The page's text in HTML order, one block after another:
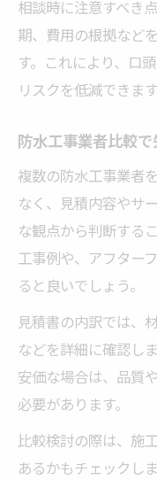
相談時に注意すべき
期、費用の根拠など
す。これにより、口
リスクを低減できます
防水工事業者比較
複数の防水工事業者
なく、見積内容やサ
な観点から判断する
工事例や、アフター
ると良いでしょう。
見積書の内訳では、
などを詳細に確認し
安価な場合は、品質
必要があります。
比較検討の際は、施
あるかもチェックし